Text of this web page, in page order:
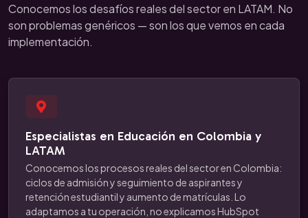
Conocemos los desafíos reales del sector en LATAM. No
son problemas genéricos — son los que vemos en cada
implementación.
Especialistas en Educación en Colombia y
LATAM
Conocemos los procesos reales del sector en Colombia:
ciclos de admisión y seguimiento de aspirantes y
retención estudiantil y aumento de matrículas. Lo
adaptamos a tu operación, no explicamos HubSpot